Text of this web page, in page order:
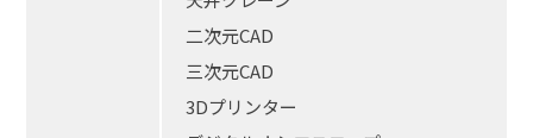
二次元CAD
三次元CAD
3Dプリンター